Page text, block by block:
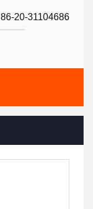
86-20-31104686